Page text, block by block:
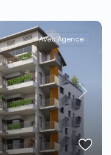
Next
Avec Agence